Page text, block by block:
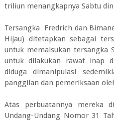
triliun menangkapnya Sabtu
Tersangka Fredrich dan
Hijau) ditetapkan sebagai
untuk memalsukan tersangka
untuk dilakukan rawat inap
diduga dimanipulasi
panggilan dan pemeriksaan
Atas perbuatannya mereka
Undang-Undang Nomor 31